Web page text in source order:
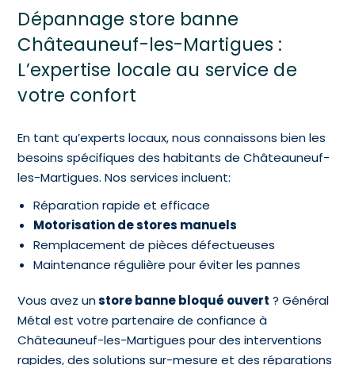
Dépannage store banne
Châteauneuf-les-Martigues :
L’expertise locale au service de
votre confort
En tant qu’experts locaux, nous connaissons bien les
besoins spécifiques des habitants de Châteauneuf-
les-Martigues. Nos services incluent:
Réparation rapide et efficace
Motorisation de stores manuels
Remplacement de pièces défectueuses
Maintenance régulière pour éviter les pannes
Vous avez unstore banne bloqué ouvert ? Général
Métal est votre partenaire de confiance à
Châteauneuf-les-Martigues pour des interventions
rapides, des solutions sur-mesure et des réparations